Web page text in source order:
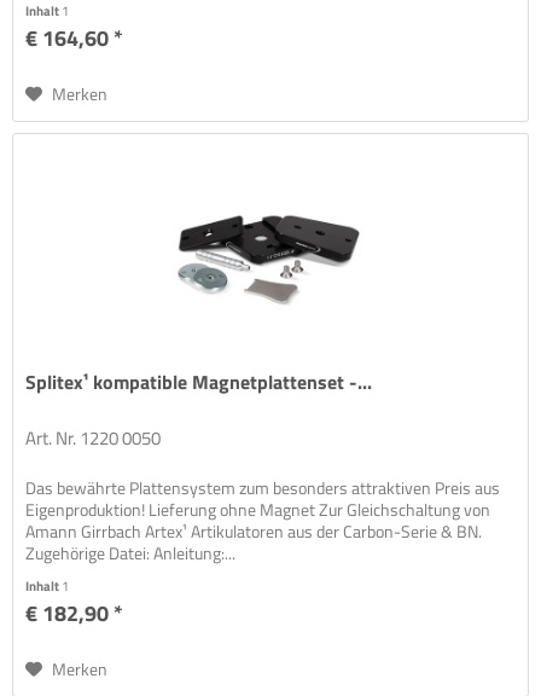
Inhalt1
€ 164,60 *
Merken
Splitex¹ kompatible Magnetplattenset -...
Art. Nr. 1220 0050
Das bewährte Plattensystem zum besonders attraktiven Preis aus
Eigenproduktion! Lieferung ohne Magnet Zur Gleichschaltung von
Amann Girrbach Artex¹ Artikulatoren aus der Carbon-Serie & BN.
Zugehörige Datei: Anleitung:...
Inhalt1
€ 182,90 *
Merken